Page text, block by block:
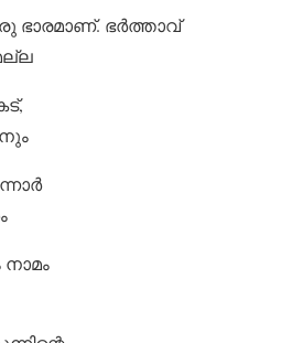
ഭാരമാണ്. ഭര്‍ത്താവ്